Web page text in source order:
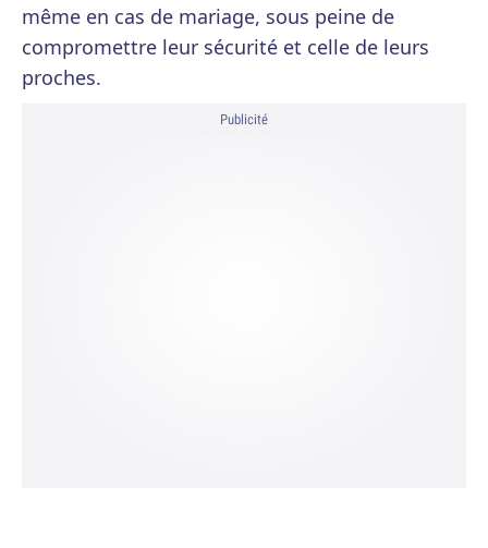
même en cas de mariage, sous peine de
compromettre leur sécurité et celle de leurs
proches.
Publicité